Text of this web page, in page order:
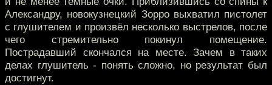
Александру, новокузнецкий Зорро выхватил пистолет
с глушителем и произвёл несколько выстрелов, после
чего стремительно покинул помещение.
Пострадавший скончался на месте. Зачем в таких
делах глушитель - понять сложно, но результат был
достигнут.